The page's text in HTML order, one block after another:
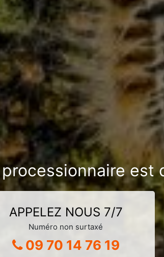
est
APPELEZ NOUS 7/7
Numéro non surtaxé
09 70 14 76 19